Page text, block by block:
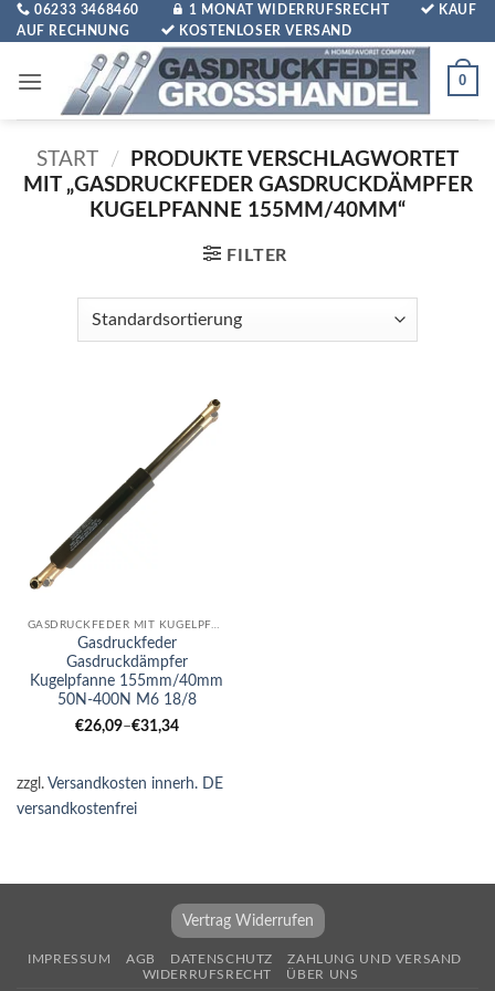
Zum
Inhalt
06233 3468460 1 MONAT WIDERRUFSRECHT
KAUF
AUF RECHNUNG
KOSTENLOSER VERSAND
0
START /
PRODUKTE VERSCHLAGWORTET
MIT „GASDRUCKFEDER GASDRUCKDÄMPFER
KUGELPFANNE 155MM/40MM“
FILTER
GASDRUCKFEDER MIT KUGELPFANNE
Gasdruckfeder
Gasdruckdämpfer
Kugelpfanne 155mm/40mm
50N-400N M6 18/8
€26,09–€31,34
zzgl. Versandkosten innerh. DE
versandkostenfrei
Vertrag Widerrufen
IMPRESSUM AGB DATENSCHUTZ
ZAHLUNG UND VERSAND
WIDERRUFSRECHT
ÜBER UNS